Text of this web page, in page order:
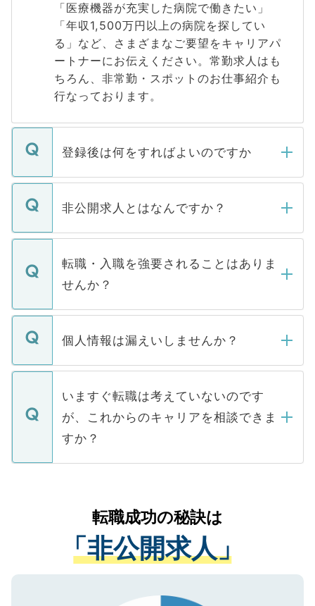
「医療機器が充実した病院で働きたい」
「年収1,500万円以上の病院を探してい
る」など、さまざまなご要望をキャリアパ
ートナーにお伝えください。常勤求人はも
ちろん、非常勤・スポットのお仕事紹介も
行なっております。
登録後は何をすればよいのですか
ご登録いただきましたら、弊社担当者がご
登録内容を確認し、その後メールもしくは
ます。通常、5営業日以内にはご連絡をせて
いただきますので、しばらくお待ちくださ
非公開求人とはなんですか？
マイナビDOCTORで取り扱っている求人の
うち約3割は、Webサイトからご覧いただ
けない「非公開求人」です。非公開求人は
下記の理由によって、一般には公開してい
ません。
■応募殺到を避けるため 人気のある医療機
関を公にしてしまうと、応募が殺到する場
に、医療機関が求める条件に合った人材の
みを人材紹介会社に依頼するケースが増え
ています。
転職・入職を強要されることはありま
せんか？
転職・入職を強要することは一切ありませ
ん。また、仮に応募先から内定をいただい
定を承諾する必要はありません。内定先へ
の辞退の連絡はキャリアパートナーが行い
個人情報は漏えいしませんか？
個人情報が漏えいすることはありませんの
で、ご安心ください。当サイトからの登録
などで収集したご登録者様の個人情報は、
ご本人のキャリアアップおよび転職活動の
支援を目的に使用いたします。お預かりし
ているすべての個人データはご本人の許可
は、個人情報の取り扱いについての厳密な
管理基準を満たした事業者のみに付与され
る、プライバシーマークを取得済みです。
いますぐ転職は考えていないのです
が、これからのキャリアを相談できま
すか？
かがいして、現在の医療機関の状況や紹介
経験をまじえながら、適切なアドバイスを
させていただきます。すぐにご転職をされ
ない方には、長期的なサポートが可能です
ので、まずはご登録ください。
転職成功の秘訣は
「非公開求人」